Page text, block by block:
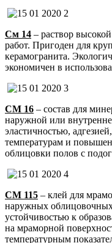
См 14 – раствор
работ. Пригоден для
керамогранита.
экономичен в
СМ 16 – состав для
наружной или
эластичностью,
температурам и
облицовки полов с
СМ 115 – клей для
наружных облицовочных
устойчивостью к
на мраморной
температурным